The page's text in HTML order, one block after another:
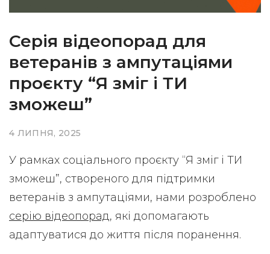
Серія відеопорад для
ветеранів з ампутаціями
проєкту “Я зміг і ТИ
зможеш”
4 ЛИПНЯ, 2025
У рамках соціального проєкту “Я зміг і ТИ
зможеш”, створеного для підтримки
ветеранів з ампутаціями, нами розроблено
серію відеопорад, які допомагають
адаптуватися до життя після поранення.